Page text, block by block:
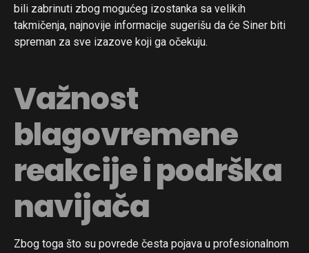
bili zabrinuti zbog mogućeg izostanka sa velikih
takmičenja, najnovije informacije sugerišu da će Siner biti
spreman za sve izazove koji ga očekuju.
Važnost
blagovremene
reakcije i podrška
navijača
Zbog toga što su povrede česta pojava u profesionalnom